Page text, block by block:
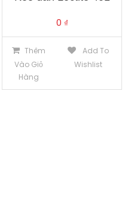
0 ₫
Thêm
Vào Giỏ
Hàng
Add To
Wishlist